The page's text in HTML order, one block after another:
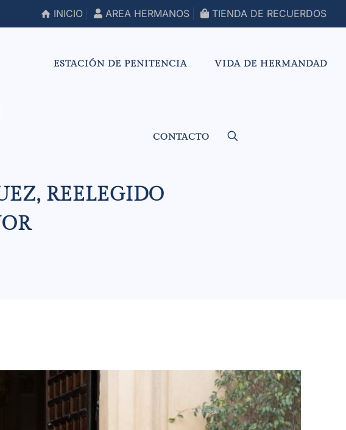
INICIO AREA HERMANOS TIENDA DE RECUERDOS
ESTACIÓN DE PENITENCIA VIDA DE HERMANDAD
CONTACTO
REELEGIDO